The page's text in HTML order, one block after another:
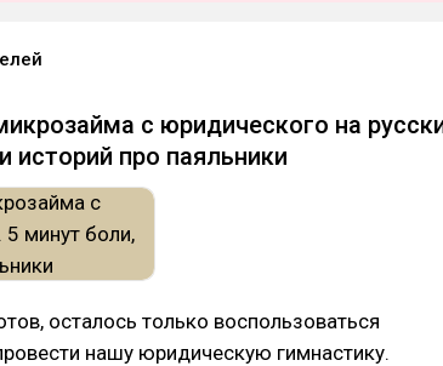
с юридического на
историй про паяльники
осталось только воспользоваться
нашу юридическую гимнастику.